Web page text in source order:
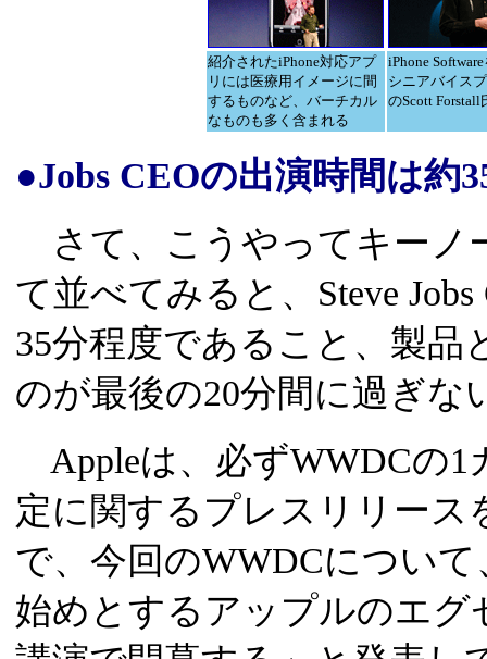
紹介されたiPhone対応アプ
リには医療用イメージに間
するものなど、バーチカル
なものも多く含まれる
iPhone
シニアバイス
のScott Forstall
●Jobs CEOの出演時間は約
さて、こうやってキーノ
て並べてみると、Steve
35分程度であること、製品
のが最後の20分間に過ぎな
Appleは、必ずWWDCの1
定に関するプレスリリース
で、今回のWWDCについ
始めとするアップルのエ